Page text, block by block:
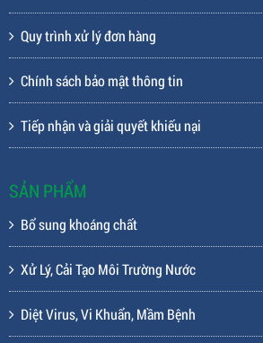
Quy trình xử lý đơn hàng
Chính sách bảo mật thông tin
Tiếp nhận và giải quyết khiếu nại
SẢN PHẨM
Bổ sung khoáng chất
Xử Lý, Cải Tạo Môi Trường Nước
Diệt Virus, Vi Khuẩn, Mầm Bệnh